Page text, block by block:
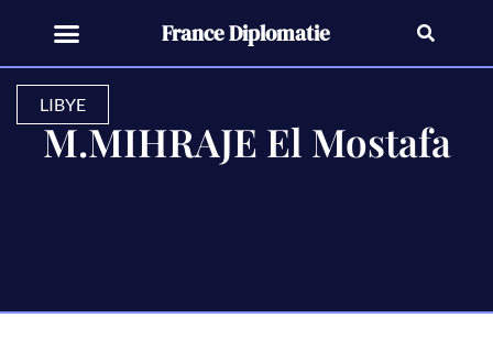
France Diplomatie
LIBYE
M.MIHRAJE El Mostafa